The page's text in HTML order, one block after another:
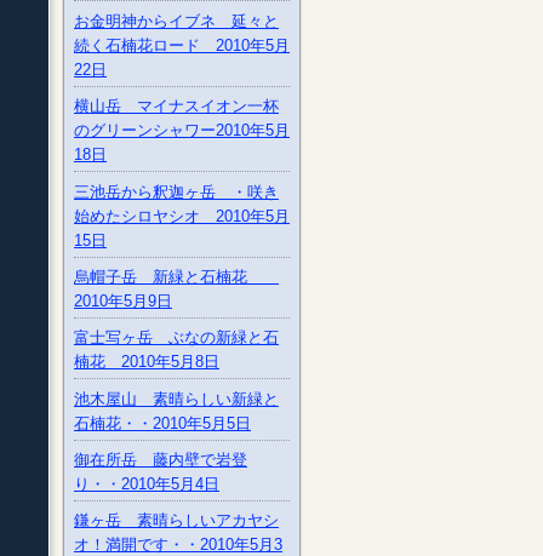
お金明神からイブネ 延々と
続く石楠花ロード 2010年5月
22日
横山岳 マイナスイオン一杯
のグリーンシャワー2010年5月
18日
三池岳から釈迦ヶ岳 ・咲き
始めたシロヤシオ 2010年5月
15日
烏帽子岳 新緑と石楠花
2010年5月9日
富士写ヶ岳 ぶなの新緑と石
楠花 2010年5月8日
池木屋山 素晴らしい新緑と
石楠花・・2010年5月5日
御在所岳 藤内壁で岩登
り・・2010年5月4日
鎌ヶ岳 素晴らしいアカヤシ
オ！満開です・・2010年5月3